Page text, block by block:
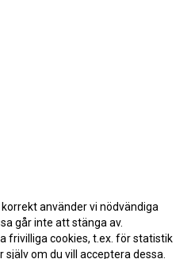
använder vi nödvändiga
går inte att stänga av.
frivilliga cookies, t.ex. för statistik
om du vill acceptera dessa.